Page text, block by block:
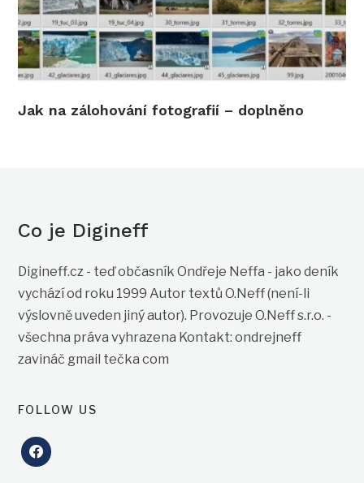
Jak na zálohování fotografií – doplněno
Co je Digineff
Digineff.cz - teď občasník Ondřeje Neffa - jako deník
vychází od roku 1999 Autor textů O.Neff (není-li
výslovně uveden jiný autor). Provozuje O.Neff s.r.o. -
všechna práva vyhrazena Kontakt: ondrejneff
zavináč gmail tečka com
FOLLOW US
facebook